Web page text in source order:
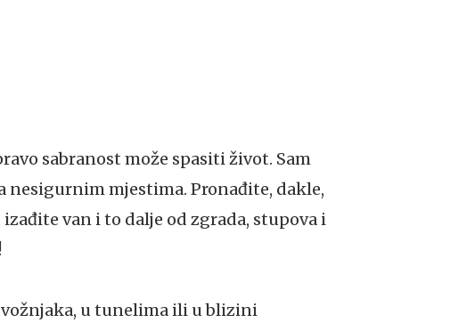
sabranost može spasiti život. Sam
nesigurnim mjestima. Pronađite, dakle,
van i to dalje od zgrada, stupova i
u tunelima ili u blizini